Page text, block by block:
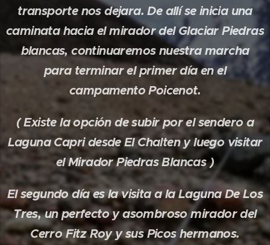
transporte nos dejara. De allí se inicia una
caminata hacia el mirador del Glaciar Piedras
blancas, continuaremos nuestra marcha
para terminar el primer día en el
campamento Poicenot.
( Existe la opción de subir por el sendero a
Laguna Capri desde El Chalten y luego visitar
el Mirador Piedras Blancas )
El segundo día es la visita a la Laguna De Los
Tres, un perfecto y asombroso mirador del
Cerro Fitz Roy y sus Picos hermanos.